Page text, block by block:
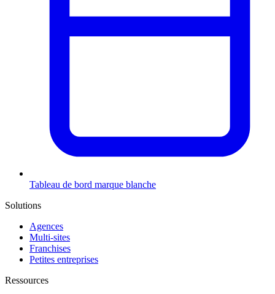
Tableau de bord marque blanche
Solutions
Agences
Multi-sites
Franchises
Petites entreprises
Ressources